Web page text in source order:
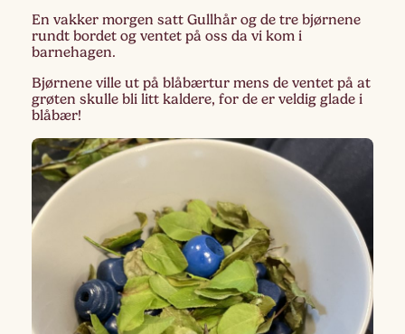
En vakker morgen satt Gullhår og de tre bjørnene
rundt bordet og ventet på oss da vi kom i
barnehagen.
Bjørnene ville ut på blåbærtur mens de ventet på at
grøten skulle bli litt kaldere, for de er veldig glade i
blåbær!